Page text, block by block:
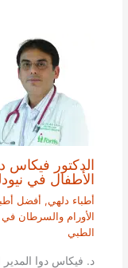
الدكتور
الأطفال في
أطباء دلهي, أفضل
الأورام والسرطان في
الطبي
د. فيكاس دوا